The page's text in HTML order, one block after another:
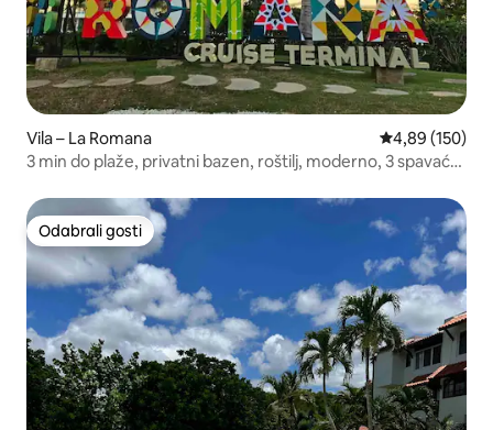
Vila – La Romana Prosječna
4,89 (150)
3 min do plaže, privatni bazen, roštilj, moderno, 3 spavaće
Odabrali gosti
Odabrali gosti